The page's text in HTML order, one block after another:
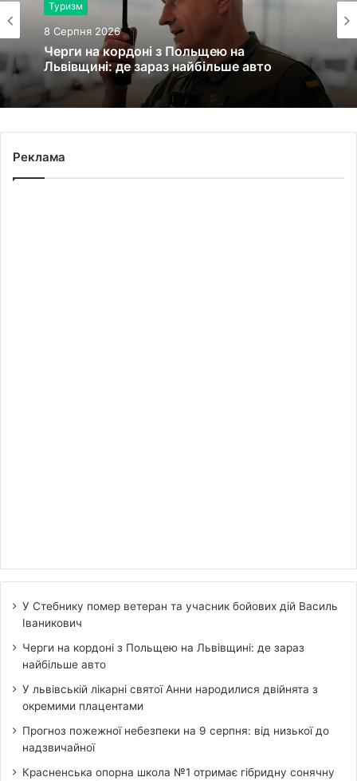
Туризм
8 Серпня 2026
Черги на кордоні з Польщею на
Львівщині: де зараз найбільше авто
Реклама
У Стебнику помер ветеран та учасник бойових дій Василь
Іваникович
Черги на кордоні з Польщею на Львівщині: де зараз
найбільше авто
У львівській лікарні святої Анни народилися двійнята з
окремими плацентами
Прогноз пожежної небезпеки на 9 серпня: від низької до
надзвичайної
Красненська опорна школа №1 отримає гібридну сонячну